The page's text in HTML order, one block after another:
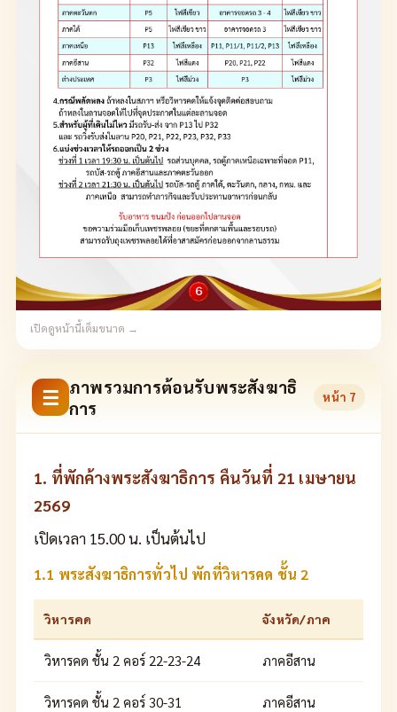
เปิดดูหน้านี้เต็มขนาด →
☰ ภาพรวมการต้อนรับพระสังฆาธิ
การ
หน้า 7
1. ที่พักค้างพระสังฆาธิการ คืนวันที่ 21 เมษายน
2569
เปิดเวลา 15.00 น. เป็นต้นไป
1.1 พระสังฆาธิการทั่วไป พักที่วิหารคด ชั้น 2
วิหารคด จังหวัด/ภาค
วิหารคด ชั้น 2 คอร์ 22-23-24 ภาคอีสาน
วิหารคด ชั้น 2 คอร์ 30-31 ภาคอีสาน